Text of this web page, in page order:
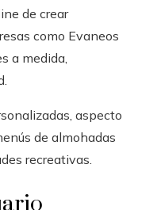
de crear
como Evaneos
a medida,
aspecto
de almohadas
recreativas.